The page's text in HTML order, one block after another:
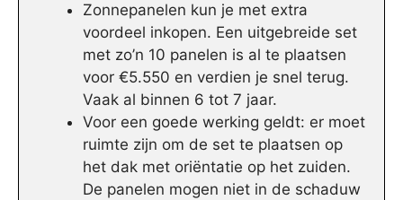
Zonnepanelen kun je met extra
voordeel inkopen. Een uitgebreide set
met zo’n 10 panelen is al te plaatsen
voor €5.550 en verdien je snel terug.
Vaak al binnen 6 tot 7 jaar.
Voor een goede werking geldt: er moet
ruimte zijn om de set te plaatsen op
het dak met oriëntatie op het zuiden.
De panelen mogen niet in de schaduw